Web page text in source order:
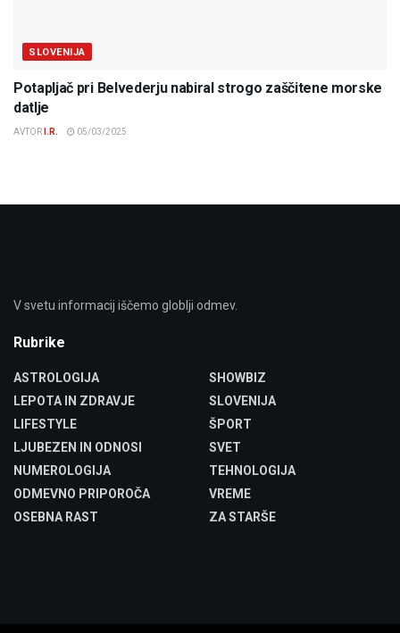
SLOVENIJA
Potapljač pri Belvederju nabiral strogo zaščitene morske
datlje
AVTOR I.R. 05/03/2025
V svetu informacij iščemo globlji odmev.
Rubrike
ASTROLOGIJA
LEPOTA IN ZDRAVJE
LIFESTYLE
LJUBEZEN IN ODNOSI
NUMEROLOGIJA
ODMEVNO PRIPOROČA
OSEBNA RAST
SHOWBIZ
SLOVENIJA
ŠPORT
SVET
TEHNOLOGIJA
VREME
ZA STARŠE